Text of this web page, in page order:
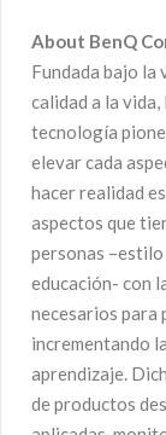
About BenQ
Fundada bajo
calidad a la vida,
tecnología
elevar cada
hacer realidad
aspectos que
personas –estilo
educación- con
necesarios para
incrementando
aprendizaje.
de productos